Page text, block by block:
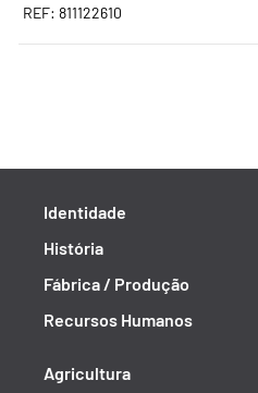
REF: 811122610
Identidade
História
Fábrica / Produção
Recursos Humanos
Agricultura